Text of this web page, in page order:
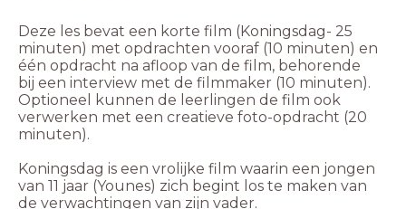
Deze les bevat een korte film (Koningsdag- 25
minuten) met opdrachten vooraf (10 minuten) en
één opdracht na afloop van de film, behorende
bij een interview met de filmmaker (10 minuten).
Optioneel kunnen de leerlingen de film ook
verwerken met een creatieve foto-opdracht (20
minuten).
Koningsdag is een vrolijke film waarin een jongen
van 11 jaar (Younes) zich begint los te maken van
de verwachtingen van zijn vader.